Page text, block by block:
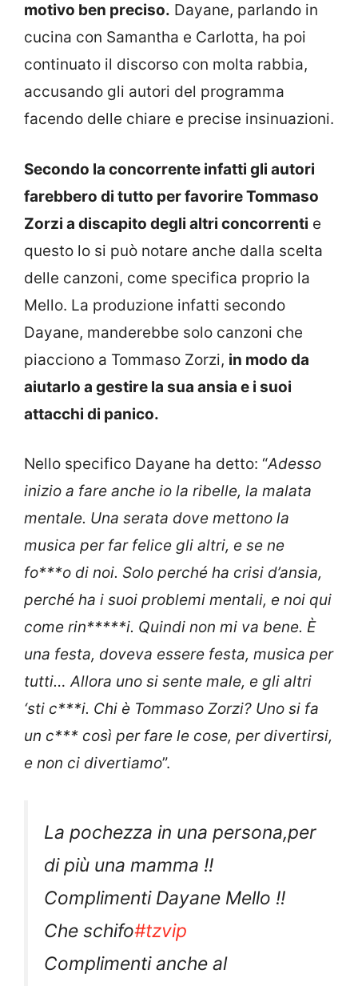
motivo ben preciso. Dayane, parlando in
cucina con Samantha e Carlotta, ha poi
continuato il discorso con molta rabbia,
accusando gli autori del programma
facendo delle chiare e precise insinuazioni.
Secondo la concorrente infatti gli autori
farebbero di tutto per favorire Tommaso
Zorzi a discapito degli altri concorrenti e
questo lo si può notare anche dalla scelta
delle canzoni, come specifica proprio la
Mello. La produzione infatti secondo
Dayane, manderebbe solo canzoni che
piacciono a Tommaso Zorzi, in modo da
aiutarlo a gestire la sua ansia e i suoi
attacchi di panico.
Nello specifico Dayane ha detto: “Adesso
inizio a fare anche io la ribelle, la malata
mentale. Una serata dove mettono la
musica per far felice gli altri, e se ne
fo***o di noi. Solo perché ha crisi d’ansia,
perché ha i suoi problemi mentali, e noi qui
come rin*****i. Quindi non mi va bene. È
una festa, doveva essere festa, musica per
tutti… Allora uno si sente male, e gli altri
‘sti c***i. Chi è Tommaso Zorzi? Uno si fa
un c*** così per fare le cose, per divertirsi,
e non ci divertiamo”.
La pochezza in una persona,per
di più una mamma !!
Complimenti Dayane Mello !!
Che schifo#tzvip
Complimenti anche al